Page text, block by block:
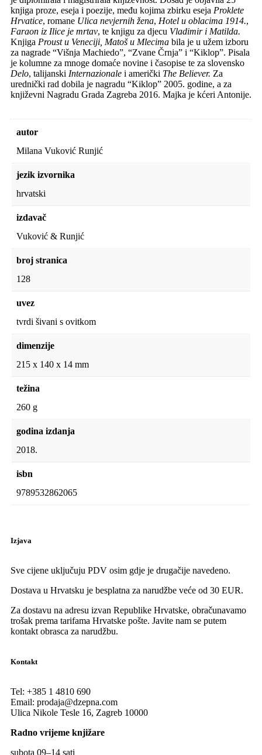
knjiga proze, eseja i poezije, među kojima zbirku eseja Proklete
Hrvatice, romane Ulica nevjernih žena, Hotel u oblacima 1914.,
Faraon iz Ilice je mrtav, te knjigu za djecu Vladimir i Matilda.
Knjiga Proust u Veneciji, Matoš u Mlecima bila je u užem izboru
za nagrade “Višnja Machiedo”, “Zvane Črnja” i “Kiklop”. Pisala
je kolumne za mnoge domaće novine i časopise te za slovensko
Delo, talijanski Internazionale i američki The Believer. Za
urednički rad dobila je nagradu “Kiklop” 2005. godine, a za
književni Nagradu Grada Zagreba 2016. Majka je kćeri Antonije.
autor
Milana Vuković Runjić
jezik izvornika
hrvatski
izdavač
Vuković & Runjić
broj stranica
128
uvez
tvrdi šivani s ovitkom
dimenzije
215 x 140 x 14 mm
težina
260 g
godina izdanja
2018.
isbn
9789532862065
Izjava
Sve cijene uključuju PDV osim gdje je drugačije navedeno.
Dostava u Hrvatsku je besplatna za narudžbe veće od 30 EUR.
Za dostavu na adresu izvan Republike Hrvatske, obračunavamo
trošak prema tarifama Hrvatske pošte. Javite nam se putem
kontakt obrasca za narudžbu.
Kontakt
Tel: +385 1 4810 690
Email: prodaja@dzepna.com
Ulica Nikole Tesle 16, Zagreb 10000
Radno vrijeme knjižare
subota 09–14 sati